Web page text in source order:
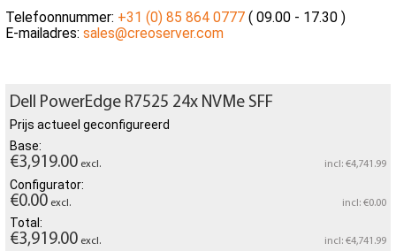
Telefoonnummer: +31 (0) 85 864 0777 ( 09.00 - 17.30 )
E-mailadres: sales@creoserver.com
Dell PowerEdge R7525 24x NVMe SFF
Prijs actueel geconfigureerd
Base:
€3,919.00 excl. incl: €4,741.99
Configurator:
€0.00 excl. incl: €0.00
Total:
€3,919.00 excl. incl: €4,741.99